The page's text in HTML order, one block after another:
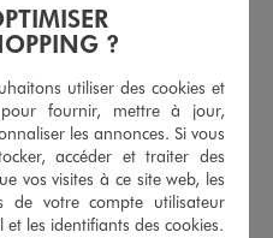
non porté, non retouché,
du ticket de caisse,
MES ARTICLES
la possibilité de faire
?
utiliser des cookies et
pour fournir, mettre à jour,
les annonces. Si vous
accéder et traiter des
vos visites à ce site web, les
de votre compte utilisateur
les identifiants des cookies.